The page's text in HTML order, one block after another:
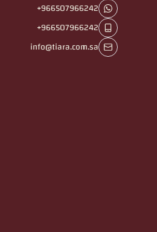
+966507966242
+966507966242
info@tiara.com.sa